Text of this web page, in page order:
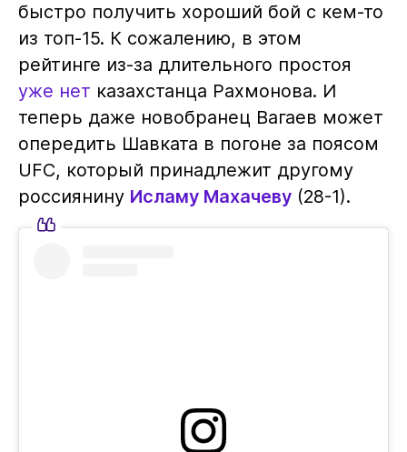
быстро получить хороший бой с кем-то
из топ-15. К сожалению, в этом
рейтинге из-за длительного простоя
уже нет казахстанца Рахмонова. И
теперь даже новобранец Вагаев может
опередить Шавката в погоне за поясом
UFC, который принадлежит другому
россиянину Исламу Махачеву(28-1).